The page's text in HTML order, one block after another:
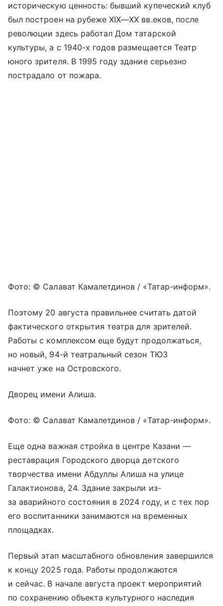
историческую ценность: бывший купеческий клуб
был построен на рубежеXIX—XX вв.еков, после
революции здесь работал Дом татарской
культуры, а с 1940-х годов размещается Театр
юного зрителя. В 1995 году здание серьезно
пострадало от пожара.
Фото: © Салават Камалетдинов / «Татар-информ».
Поэтому 20 августа правильнее считать датой
фактического открытия театра для зрителей.
Работы с комплексом еще будут продолжаться,
но новый, 94-й театральный сезон ТЮЗ
начнет уже на Островского.
Дворец имени Алиша.
Фото: © Салават Камалетдинов / «Татар-информ».
Еще одна важная стройка в центре Казани —
реставрация Городского дворца детского
творчества имени Абдуллы Алиша на улице
Галактионова, 24. Здание закрыли из-
за аварийного состояния в 2024 году, и с тех пор
его воспитанники занимаются на временных
площадках.
Первый этап масштабного обновления завершился
к концу 2025 года. Работы продолжаются
и сейчас. В начале августа проект мероприятий
по сохранению объекта культурного наследия